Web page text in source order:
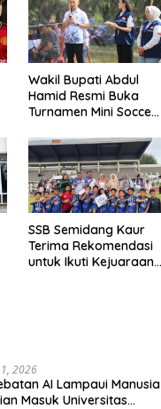
Wakil Bupati Abdul
Hamid Resmi Buka
Turnamen Mini Soccer
SSB Semidang Kaur
Terima Rekomendasi
untuk Ikuti Kejuaraan
2026
AI Lampaui Manusia
Masuk Universitas